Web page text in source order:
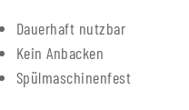
Dauerhaft nutzbar
Kein Anbacken
Spülmaschinenfest